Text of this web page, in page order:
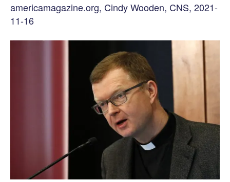
americamagazine.org, Cindy Wooden, CNS, 2021-
11-16